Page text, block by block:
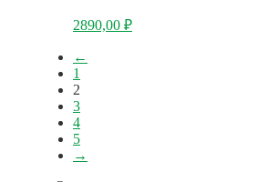
2890,00 ₽
←
1
2
3
4
5
→